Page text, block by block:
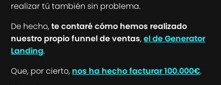
realizar tú también sin problema.
De hecho,te contaré cómo hemos realizado
nuestro propio funnel de ventas,el de Generator
Landing.
Que, por cierto, nos ha hecho facturar 100.000€.